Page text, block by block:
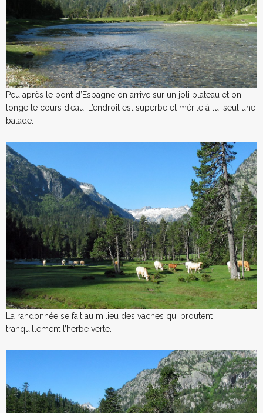
Peu après le pont d’Espagne on arrive sur un joli plateau et on
longe le cours d’eau. L’endroit est superbe et mérite à lui seul une
balade.
La randonnée se fait au milieu des vaches qui broutent
tranquillement l’herbe verte.